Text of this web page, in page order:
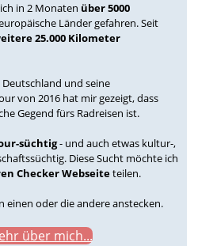
in 2 Monaten über 5000
Länder gefahren. Seit
25.000 Kilometer
und seine
von 2016 hat mir gezeigt, dass
Gegend fürs Radreisen ist.
süchtig- und auch etwas kultur-,
Diese Sucht möchte ich
Checker Webseiteteilen.
einen oder die andere anstecken.
über mich...